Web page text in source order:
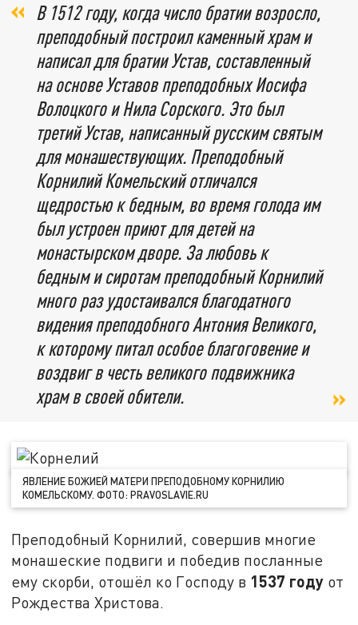
В 1512 году, когда число братии возросло,
преподобный построил каменный храм и
написал для братии Устав, составленный
на основе Уставов преподобных Иосифа
Волоцкого и Нила Сорского. Это был
третий Устав, написанный русским святым
для монашествующих. Преподобный
Корнилий Комельский отличался
щедростью к бедным, во время голода им
был устроен приют для детей на
монастырском дворе. За любовь к
бедным и сиротам преподобный Корнилий
много раз удостаивался благодатного
видения преподобного Антония Великого,
к которому питал особое благоговение и
воздвиг в честь великого подвижника
храм в своей обители.
ЯВЛЕНИЕ БОЖИЕЙ МАТЕРИ ПРЕПОДОБНОМУ КОРНИЛИЮ
КОМЕЛЬСКОМУ. ФОТО: PRAVOSLAVIE.RU
Преподобный Корнилий, совершив многие
монашеские подвиги и победив посланные
ему скорби, отошёл ко Господу в 1537 году от
Рождества Христова.